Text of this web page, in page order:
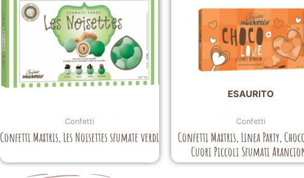
Confetti
Confetti Maxtris, Les Noisettes sfumate verdi
ESAURITO
Confetti
Confetti Maxtris, Linea Party,
Cuori Piccoli Sfumati